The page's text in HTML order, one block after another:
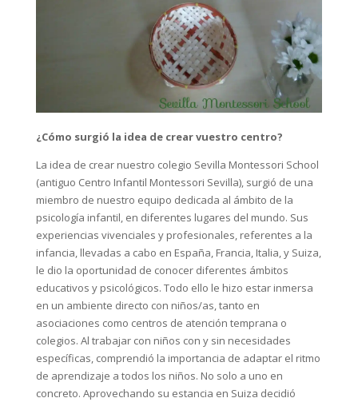
¿Cómo surgió la idea de crear vuestro centro?
La idea de crear nuestro colegio Sevilla Montessori School
(antiguo Centro Infantil Montessori Sevilla), surgió de una
miembro de nuestro equipo dedicada al ámbito de la
psicología infantil, en diferentes lugares del mundo. Sus
experiencias vivenciales y profesionales, referentes a la
infancia, llevadas a cabo en España, Francia, Italia, y Suiza,
le dio la oportunidad de conocer diferentes ámbitos
educativos y psicológicos. Todo ello le hizo estar inmersa
en un ambiente directo con niños/as, tanto en
asociaciones como centros de atención temprana o
colegios. Al trabajar con niños con y sin necesidades
específicas, comprendió la importancia de adaptar el ritmo
de aprendizaje a todos los niños. No solo a uno en
concreto. Aprovechando su estancia en Suiza decidió